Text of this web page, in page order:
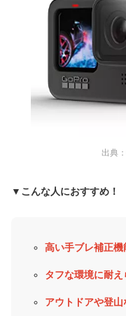
出典：
▼こんな人におすすめ！
高い手ブレ補正
タフな環境に耐
アウトドアや登